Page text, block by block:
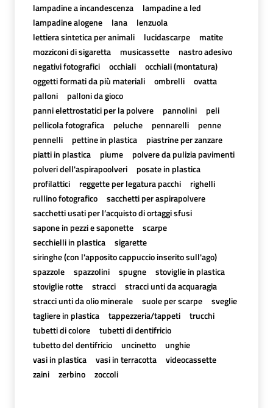
lampadine a incandescenza
lampadine a led
lampadine alogene
lana
lenzuola
lettiera sintetica per animali
lucidascarpe
matite
mozziconi di sigaretta
musicassette
nastro adesivo
negativi fotografici
occhiali
occhiali (montatura)
oggetti formati da più materiali
ombrelli
ovatta
palloni
palloni da gioco
panni elettrostatici per la polvere
pannolini
peli
pellicola fotografica
peluche pennarelli
penne
pennelli
pettine in plastica
piastrine per zanzare
piatti in plastica
piume
polvere da pulizia pavimenti
polveri dell'aspirapoolveri
posate in plastica
profilattici
reggette per legatura pacchi
righelli
rullino fotografico
sacchetti per aspirapolvere
sacchetti usati per l’acquisto di ortaggi sfusi
sapone in pezzi e saponette
scarpe
secchielli in plastica
sigarette
siringhe (con l'apposito cappuccio inserito sull'ago)
spazzole
spazzolini spugne
stoviglie in plastica
stoviglie rotte
stracci
stracci unti da acquaragia
stracci unti da olio minerale
suole per scarpe
sveglie
tagliere in plastica
tappezzeria/tappeti
trucchi
tubetti di colore
tubetti di dentifricio
tubetto del dentifricio
uncinetto
unghie
vasi in plastica
vasi in terracotta
videocassette
zaini
zerbino zoccoli